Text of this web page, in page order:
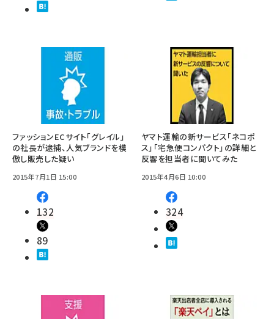
ファッションECサイト「グレイル」
の社長が逮捕、人気ブランドを模
倣し販売した疑い
2015年7月1日 15:00
132
89
ヤマト運輸の新サービス「ネコポ
ス」「宅急便コンパクト」の詳細と
反響を担当者に聞いてみた
2015年4月6日 10:00
324